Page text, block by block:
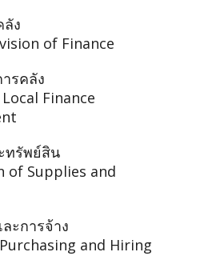
ง
of Finance
รคลัง
Finance
ทรัพย์สิน
of Supplies and
ะการจ้าง
and Hiring